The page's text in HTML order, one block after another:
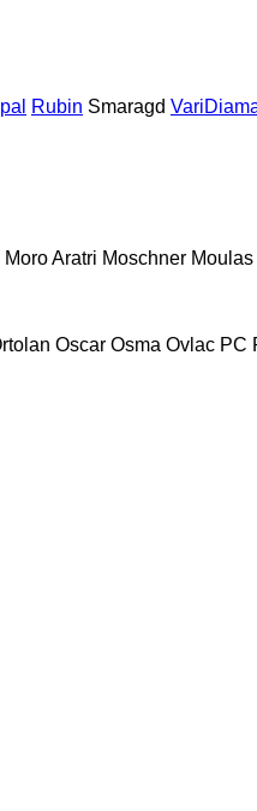
Rubin Smaragd
Moro Aratri Moschner Moulas
Oscar Osma Ovlac PC